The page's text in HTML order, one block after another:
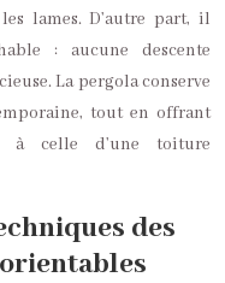
lames. D’autre part, il
: aucune descente
La pergola conserve
tout en offrant
à celle d’une toiture
des